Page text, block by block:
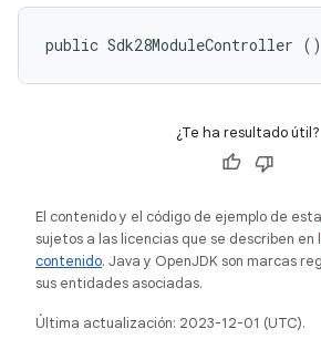
public Sdk28ModuleController ()
¿Te ha resultado útil?
El contenido y el código de ejemplo de
sujetos a las licencias que se describen en
contenido. Java y OpenJDK son marcas
sus entidades asociadas.
Última actualización: 2023-12-01 (UTC).